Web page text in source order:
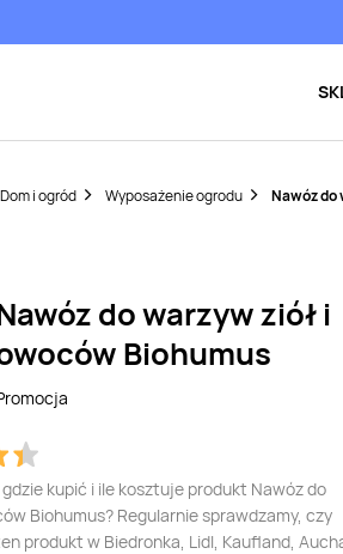
Dom i ogród Wyposażenie ogrodu Nawóz do
do warzyw ziół i
Biohumus
kupić i ile kosztuje produkt Nawóz do
Biohumus? Regularnie sprawdzamy, czy
produkt w Biedronka, Lidl, Kaufland,